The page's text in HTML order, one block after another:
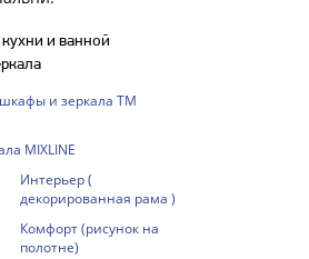
и ванной
и зеркала ТМ
MIXLINE
Интерьер (
декорированная рама )
Комфорт (рисунок на
полотне)